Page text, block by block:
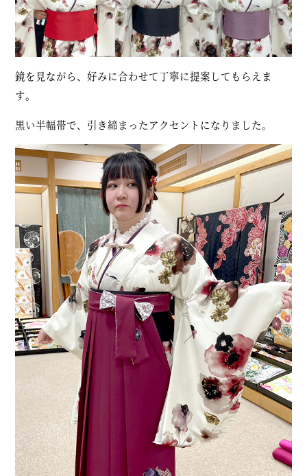
鏡を見ながら、好みに合わせて丁寧に提案してもらえま
す。
黒い半幅帯で、引き締まったアクセントになりました。